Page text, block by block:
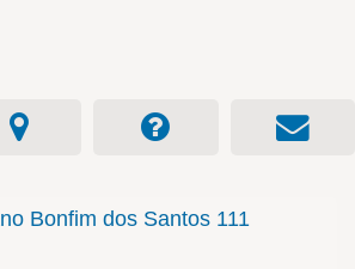
Bonfim dos Santos 111